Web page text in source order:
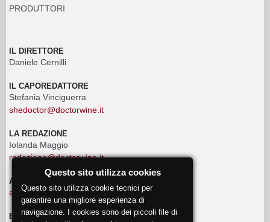
PRODUTTORI
IL DIRETTORE
Daniele Cernilli
IL CAPOREDATTORE
Stefania Vinciguerra
shedoctor@doctorwine.it
LA REDAZIONE
Iolanda Maggio
redazione@doctorwine.it
ADVERTISING
advertising@doctorwine.it
EVENTI
Questo sito utilizza cookies
Questo sito utilizza cookie tecnici per
garantire una migliore esperienza di
navigazione. I cookies sono dei piccoli file di